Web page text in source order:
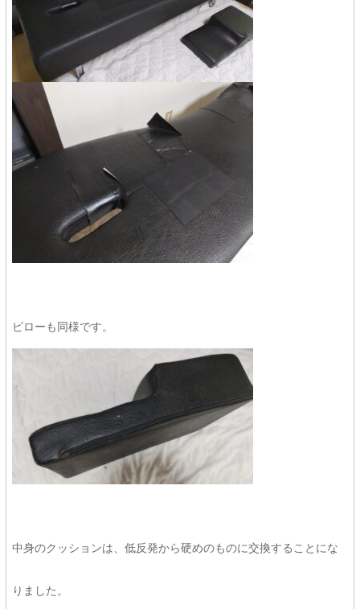
ピローも同様です。
中身のクッションは、低反発から硬めのものに交換することにな
りました。